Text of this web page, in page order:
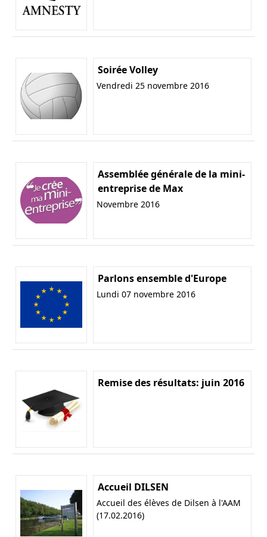
Soirée Volley
Vendredi 25 novembre 2016
Assemblée générale de la mini-
entreprise de Max
Novembre 2016
Parlons ensemble d'Europe
Lundi 07 novembre 2016
Remise des résultats: juin 2016
Accueil DILSEN
Accueil des élèves de Dilsen à l'AAM
(17.02.2016)